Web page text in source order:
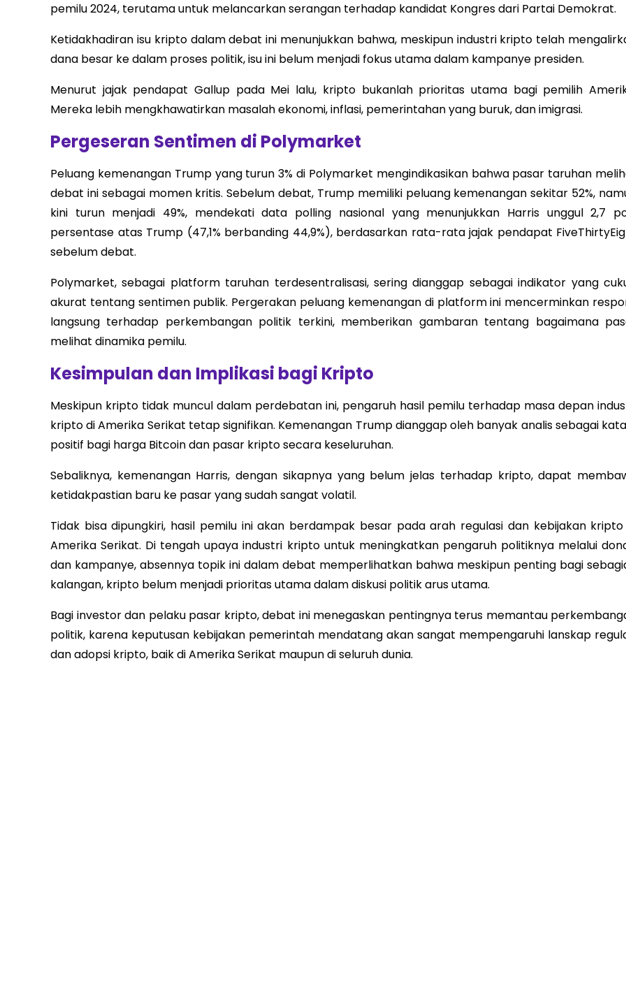
pemilu 2024, terutama untuk melancarkan serangan terhadap kandidat Kongres dari Partai Demokrat.
Ketidakhadiran isu kripto dalam debat ini menunjukkan bahwa, meskipun industri kripto telah
dana besar ke dalam proses politik, isu ini belum menjadi fokus utama dalam kampanye presiden.
Menurut jajak pendapat Gallup pada Mei lalu, kripto bukanlah prioritas utama bagi pemilih
Mereka lebih mengkhawatirkan masalah ekonomi, inflasi, pemerintahan yang buruk, dan imigrasi.
Pergeseran Sentimen di Polymarket
Peluang kemenangan Trump yang turun 3% di Polymarket mengindikasikan bahwa pasar taruhan
debat ini sebagai momen kritis. Sebelum debat, Trump memiliki peluang kemenangan sekitar 52%,
kini turun menjadi 49%, mendekati data polling nasional yang menunjukkan Harris unggul 2,7
persentase atas Trump (47,1% berbanding 44,9%), berdasarkan rata-rata jajak pendapat
sebelum debat.
Polymarket, sebagai platform taruhan terdesentralisasi, sering dianggap sebagai indikator yang
akurat tentang sentimen publik. Pergerakan peluang kemenangan di platform ini mencerminkan
langsung terhadap perkembangan politik terkini, memberikan gambaran tentang bagaimana
melihat dinamika pemilu.
Kesimpulan dan Implikasi bagi Kripto
Meskipun kripto tidak muncul dalam perdebatan ini, pengaruh hasil pemilu terhadap masa depan
kripto di Amerika Serikat tetap signifikan. Kemenangan Trump dianggap oleh banyak analis sebagai
positif bagi harga Bitcoin dan pasar kripto secara keseluruhan.
Sebaliknya, kemenangan Harris, dengan sikapnya yang belum jelas terhadap kripto, dapat
ketidakpastian baru ke pasar yang sudah sangat volatil.
Tidak bisa dipungkiri, hasil pemilu ini akan berdampak besar pada arah regulasi dan kebijakan
Amerika Serikat. Di tengah upaya industri kripto untuk meningkatkan pengaruh politiknya melalui
dan kampanye, absennya topik ini dalam debat memperlihatkan bahwa meskipun penting bagi
kalangan, kripto belum menjadi prioritas utama dalam diskusi politik arus utama.
Bagi investor dan pelaku pasar kripto, debat ini menegaskan pentingnya terus memantau
politik, karena keputusan kebijakan pemerintah mendatang akan sangat mempengaruhi lanskap
dan adopsi kripto, baik di Amerika Serikat maupun di seluruh dunia.